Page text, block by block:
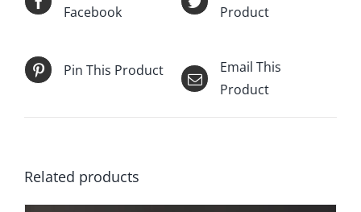
Facebook
Product
Pin This Product
Email This
Product
Related products